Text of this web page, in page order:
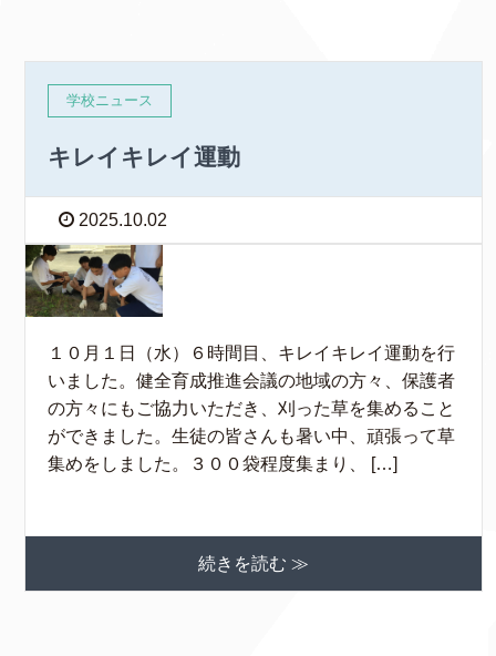
学校ニュース
キレイキレイ運動
2025.10.02
１０月１日（水）６時間目、キレイキレイ運動を行
いました。健全育成推進会議の地域の方々、保護者
の方々にもご協力いただき、刈った草を集めること
ができました。生徒の皆さんも暑い中、頑張って草
集めをしました。３００袋程度集まり、 […]
続きを読む ≫